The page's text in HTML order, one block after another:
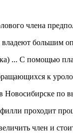
члена
большим
... С помощью
к
Новосибирске по
проходит
член и